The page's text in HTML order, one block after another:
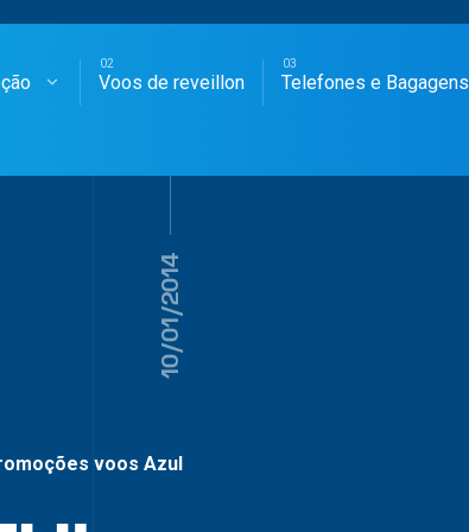
AÉREAS
Voos de reveillon Telefones e Bagagens
10/01/2014
voos Azul